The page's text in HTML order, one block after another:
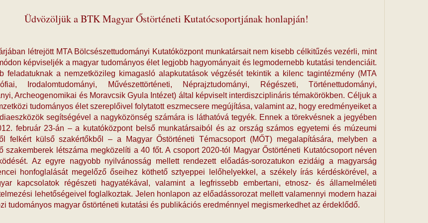
Üdvözöljük a BTK Magyar Őstörténeti Kutatócsoportjának honlapján!
létrejött MTA Bölcsészettudományi Kutatóközpont munkatársait nem kisebb célkitűzés vezérli, mint
képviseljék a magyar tudományos élet legjobb hagyományait és legmodernebb kutatási tendenciáit.
feladatuknak a nemzetközileg kimagasló alapkutatások végzését tekintik a kilenc tagintézmény (MTA
Irodalomtudományi, Művészettörténeti, Néprajztudományi, Régészeti, Történettudományi,
Archeogenomikai és Moravcsik Gyula Intézet) által képviselt interdiszciplináris témakörökben. Céljuk a
tudományos élet szereplőivel folytatott eszmecsere megújítása, valamint az, hogy eredményeiket a
segítségével a nagyközönség számára is láthatóvá tegyék. Ennek a törekvésnek a jegyében
február 23-án – a kutatóközpont belső munkatársaiból és az ország számos egyetemi és múzeumi
felkért külső szakértőkből – a Magyar Őstörténeti Témacsoport (MŐT) megalapítására, melyben a
szakemberek létszáma megközelíti a 40 főt. A csoport 2020-tól Magyar Őstörténeti Kutatócsoport néven
Az egyre nagyobb nyilvánosság mellett rendezett előadás-sorozatukon ezidáig a magyarság
honfoglalását megelőző őseihez köthető sztyeppei lelőhelyekkel, a székely írás kérdéskörével, a
kapcsolatok régészeti hagyatékával, valamint a legfrissebb embertani, etnosz- és államelméleti
lehetőségeivel foglalkoztak. Jelen honlapon az előadássorozat mellett valamennyi modern hazai
tudományos magyar őstörténeti kutatási és publikációs eredménnyel megismerkedhet az érdeklődő.